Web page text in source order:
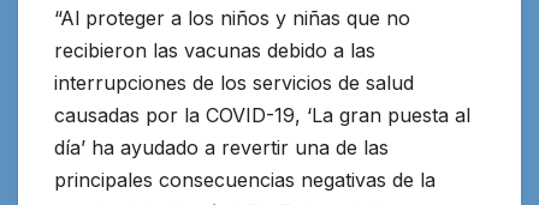
“Al proteger a los niños y niñas que no
recibieron las vacunas debido a las
interrupciones de los servicios de salud
causadas por la COVID-19, ‘La gran puesta al
día’ ha ayudado a revertir una de las
principales consecuencias negativas de la